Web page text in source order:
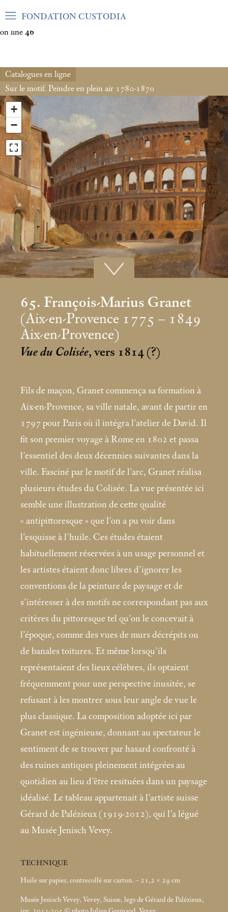
Warning: Undefined array key "var_mode" in
on line 46
FONDATION CUSTODIA
Catalogues en ligne
Sur le motif. Peindre en plein air 1780-1870
+
−
65. François-Marius Granet
(Aix-en-Provence 1775 – 1849
Aix-en-Provence)
Vue du Colisée, vers 1814 (?)
Fils de maçon, Granet commença sa formation à
Aix-en-Provence, sa ville natale, avant de partir en
1797 pour Paris où il intégra l’atelier de David. Il
fit son premier voyage à Rome en 1802 et passa
l’essentiel des deux décennies suivantes dans la
ville. Fasciné par le motif de l’arc, Granet réalisa
plusieurs études du Colisée. La vue présentée ici
semble une illustration de cette qualité
« antipittoresque » que l’on a pu voir dans
l’esquisse à l’huile. Ces études étaient
habituellement réservées à un usage personnel et
les artistes étaient donc libres d’ignorer les
conventions de la peinture de paysage et de
s’intéresser à des motifs ne correspondant pas aux
critères du pittoresque tel qu’on le concevait à
l’époque, comme des vues de murs décrépits ou
de banales toitures. Et même lorsqu’ils
représentaient des lieux célèbres, ils optaient
fréquemment pour une perspective inusitée, se
refusant à les montrer sous leur angle de vue le
plus classique. La composition adoptée ici par
Granet est ingénieuse, donnant au spectateur le
sentiment de se trouver par hasard confronté à
des ruines antiques pleinement intégrées au
quotidien au lieu d’être resituées dans un paysage
idéalisé. Le tableau appartenait à l’artiste suisse
Gérard de Palézieux (1919-2012), qui l’a légué
au Musée Jenisch Vevey.
TECHNIQUE
Huile sur papier, contrecollé sur carton. – 21,2 × 29 cm
Musée Jenisch Vevey, Vevey, Suisse, legs de Gérard de Palézieux,